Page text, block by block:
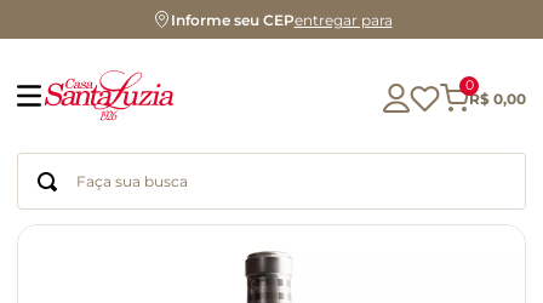
Informe seu CEPentregar para
0
R$ 0,00
Faça sua busca